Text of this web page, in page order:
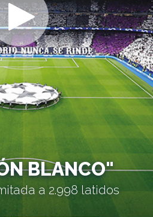
BLANCO"
a 2.998 latidos